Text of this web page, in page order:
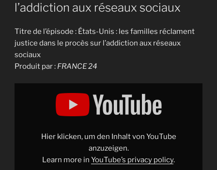
l’addiction aux réseaux sociaux
Titre de l’épisode : États-Unis : les familles réclament
justice dans le procès sur l’addiction aux réseaux
sociaux
Produit par : FRANCE 24
Display
Hier klicken, um den Inhalt von YouTube
anzuzeigen.
Learn more in YouTube’s privacy policy.